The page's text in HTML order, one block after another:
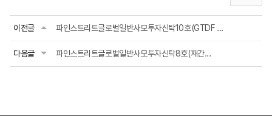
이전글 파인스트리트글로벌일반사모투자신탁10호(GTDF ...
다음글 파인스트리트글로벌일반사모투자신탁8호(재간...